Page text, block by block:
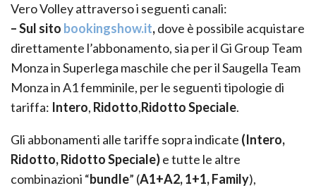
Vero Volley attraverso i seguenti canali:
– Sul sito bookingshow.it,dove è possibile acquistare
direttamente l’abbonamento, sia per il Gi Group Team
Monza in Superlega maschile che per il Saugella Team
Monza in A1 femminile, per le seguenti tipologie di
tariffa: Intero, Ridotto,Ridotto Speciale.
Gli abbonamenti alle tariffe sopra indicate (Intero,
Ridotto, Ridotto Speciale)e tutte le altre
combinazioni “bundle” (A1+A2, 1+1, Family),